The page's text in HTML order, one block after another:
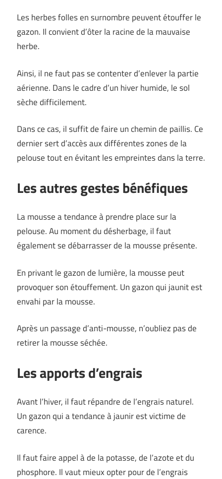
Les herbes folles en surnombre peuvent étouffer le
gazon. Il convient d’ôter la racine de la mauvaise
herbe.
Ainsi, il ne faut pas se contenter d’enlever la partie
aérienne. Dans le cadre d’un hiver humide, le sol
sèche difficilement.
Dans ce cas, il suffit de faire un chemin de paillis. Ce
dernier sert d’accès aux différentes zones de la
pelouse tout en évitant les empreintes dans la terre.
Les autres gestes bénéfiques
La mousse a tendance à prendre place sur la
pelouse. Au moment du désherbage, il faut
également se débarrasser de la mousse présente.
En privant le gazon de lumière, la mousse peut
provoquer son étouffement. Un gazon qui jaunit est
envahi par la mousse.
Après un passage d’anti-mousse, n’oubliez pas de
retirer la mousse séchée.
Les apports d’engrais
Avant l’hiver, il faut répandre de l’engrais naturel.
Un gazon qui a tendance à jaunir est victime de
carence.
Il faut faire appel à de la potasse, de l’azote et du
phosphore. Il vaut mieux opter pour de l’engrais